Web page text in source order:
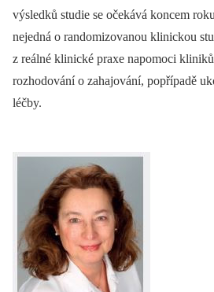
výsledků studie se očekává koncem
nejedná o randomizovanou klinickou
z reálné klinické praxe napomoci
rozhodování o zahajování, popřípadě
léčby.